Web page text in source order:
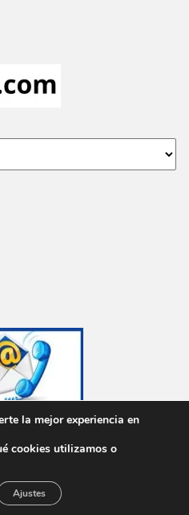
la mejor experiencia en
cookies utilizamos o
Ajustes